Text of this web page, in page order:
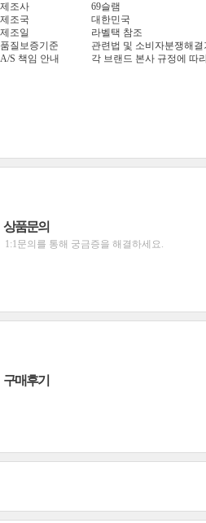
제조사
69슬램
제조국
대한민국
제조일
라벨택 참조
품질보증기준
관련법 및 소비자분쟁해결
A/S 책임 안내
각 브랜드 본사 규정에 따
상품문의
1:1문의를 통해 궁금증을 해결하세요.
구매후기